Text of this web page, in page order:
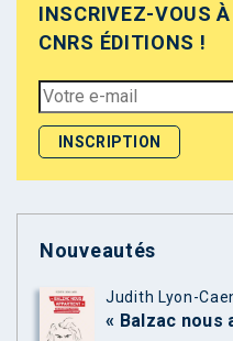
INSCRIVEZ-VOUS
CNRS ÉDITIONS !
Nouveautés
Judith Lyon-
« Balzac nous